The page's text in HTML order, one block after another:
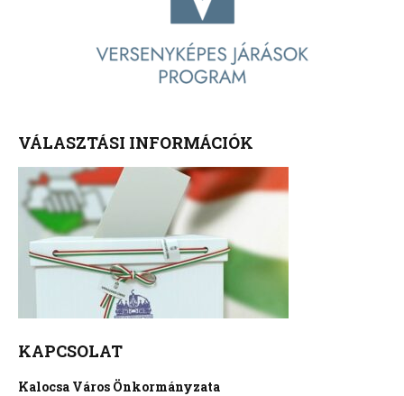
VÁLASZTÁSI INFORMÁCIÓK
KAPCSOLAT
Kalocsa Város Önkormányzata